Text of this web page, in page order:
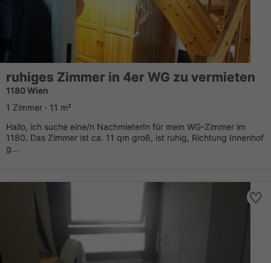
ruhiges Zimmer in 4er WG zu vermieten
1180 Wien
1 Zimmer · 11 m²
Hallo, ich suche eine/n NachmieterIn für mein WG-Zimmer im
1180. Das Zimmer ist ca. 11 qm groß, ist ruhig, Richtung Innenhof
g...